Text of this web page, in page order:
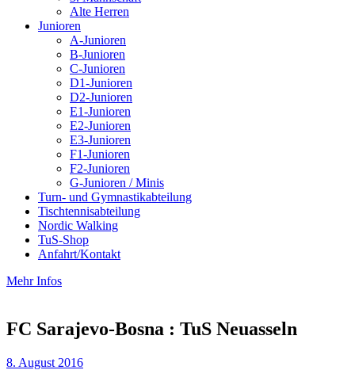
Alte Herren
Junioren
A-Junioren
B-Junioren
C-Junioren
D1-Junioren
D2-Junioren
E1-Junioren
E2-Junioren
E3-Junioren
F1-Junioren
F2-Junioren
G-Junioren / Minis
Turn- und Gymnastikabteilung
Tischtennisabteilung
Nordic Walking
TuS-Shop
Anfahrt/Kontakt
Mehr Infos
FC Sarajevo-Bosna : TuS Neuasseln
8. August 2016